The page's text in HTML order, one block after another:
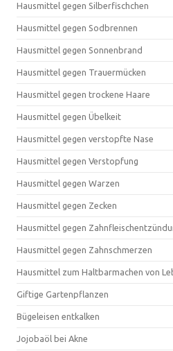
Hausmittel gegen Silberfischchen
Hausmittel gegen Sodbrennen
Hausmittel gegen Sonnenbrand
Hausmittel gegen Trauermücken
Hausmittel gegen trockene Haare
Hausmittel gegen Übelkeit
Hausmittel gegen verstopfte Nase
Hausmittel gegen Verstopfung
Hausmittel gegen Warzen
Hausmittel gegen Zecken
Hausmittel gegen
Hausmittel gegen Zahnschmerzen
Hausmittel zum Haltbarmachen von
Giftige Gartenpflanzen
Bügeleisen entkalken
Jojobaöl bei Akne